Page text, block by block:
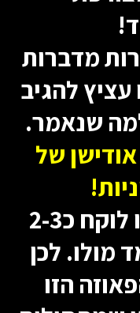
מדברות
להגיב
שנאמר.
של
לצופה בקטע הוידאו לוקח כ2-3
מולו. לכן
הזו